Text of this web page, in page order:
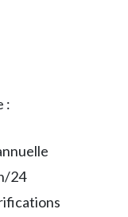
:
24